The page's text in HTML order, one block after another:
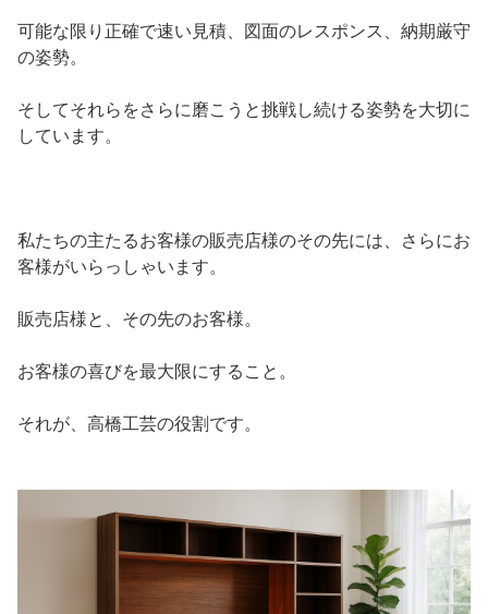
可能な限り正確で速い見積、図面のレスポンス、納期厳守
の姿勢。
そしてそれらをさらに磨こうと挑戦し続ける姿勢を大切に
しています。
私たちの主たるお客様の販売店様のその先には、さらにお
客様がいらっしゃいます。
販売店様と、その先のお客様。
お客様の喜びを最大限にすること。
それが、高橋工芸の役割です。